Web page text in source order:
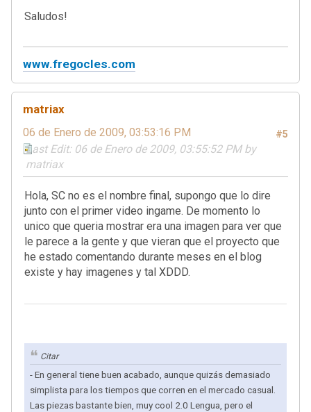
Saludos!
www.fregocles.com
matriax
#5
06 de Enero de 2009, 03:53:16 PM
Last Edit: 06 de Enero de 2009, 03:55:52 PM by
matriax
Hola, SC no es el nombre final, supongo que lo dire
junto con el primer video ingame. De momento lo
unico que queria mostrar era una imagen para ver que
le parece a la gente y que vieran que el proyecto que
he estado comentando durante meses en el blog
existe y hay imagenes y tal XDDD.
Citar
- En general tiene buen acabado, aunque quizás demasiado
simplista para los tiempos que corren en el mercado casual.
Las piezas bastante bien, muy cool 2.0 Lengua, pero el